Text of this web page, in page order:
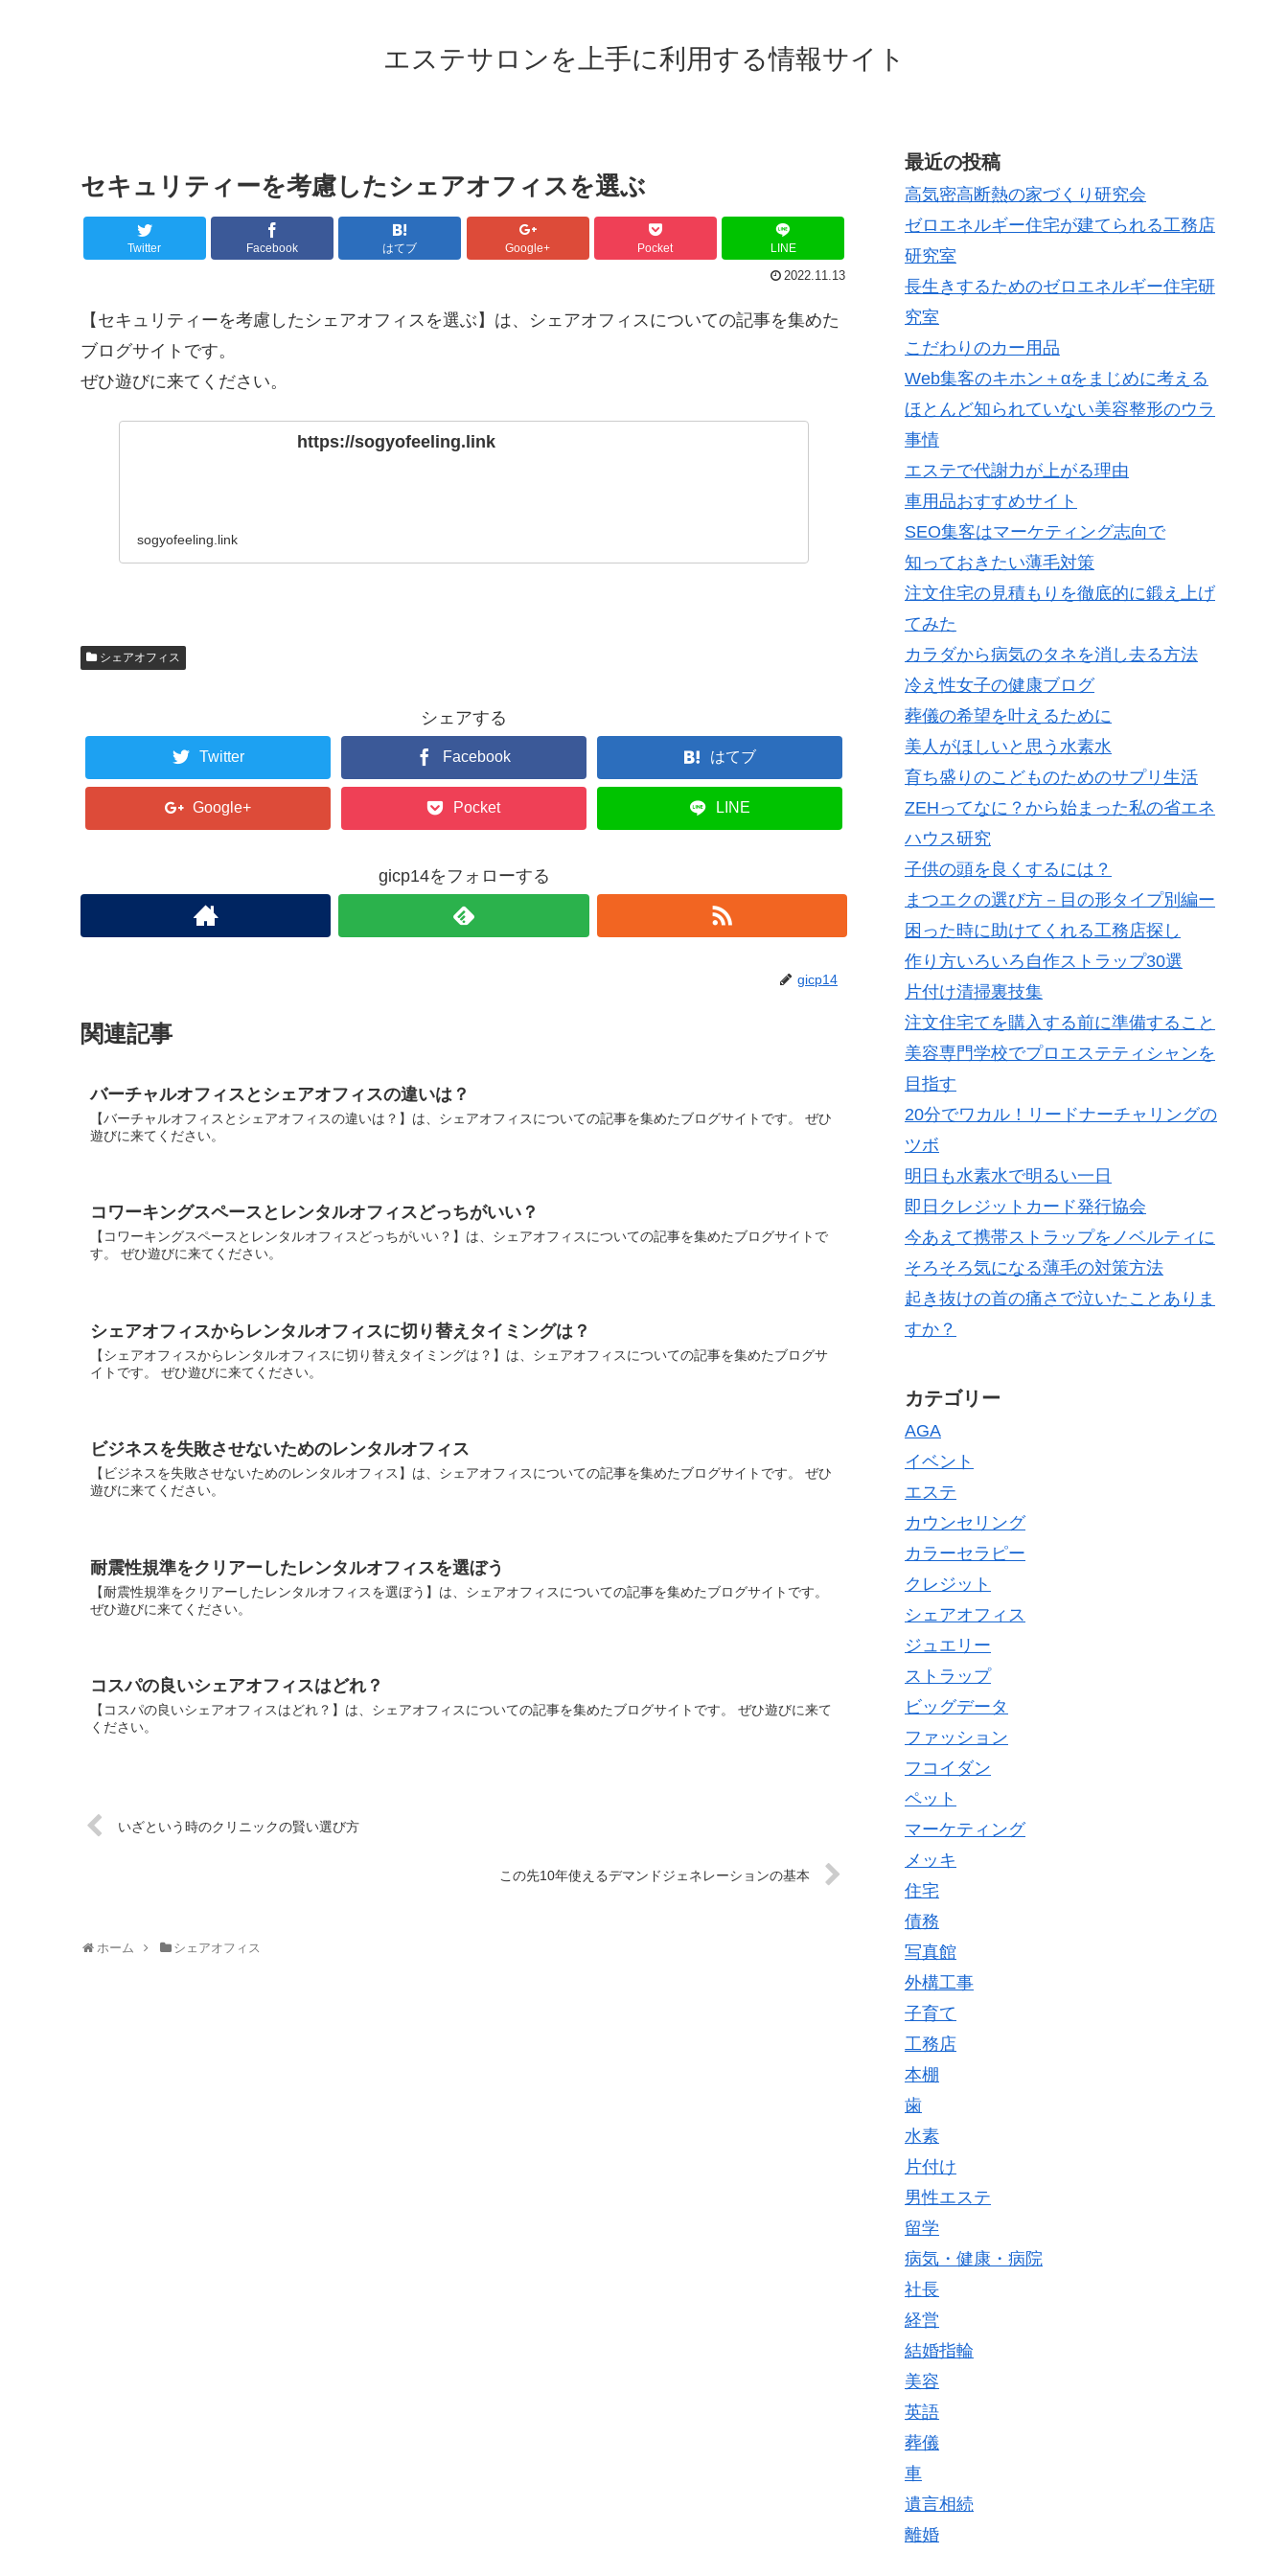
エステサロンを上手に利用する情報サイト
セキュリティーを考慮したシェアオフィスを選ぶ
Twitter Facebook はてブ Google+ Pocket LINE
2022.11.13
【セキュリティーを考慮したシェアオフィスを選ぶ】は、シェアオフィスについての記事を集めた
ブログサイトです。
ぜひ遊びに来てください。
https://sogyofeeling.link
sogyofeeling.link
シェアオフィス
シェアする
Twitter Facebook はてブ
Google+ Pocket LINE
gicp14をフォローする
gicp14
関連記事
バーチャルオフィスとシェアオフィスの違いは？
【バーチャルオフィスとシェアオフィスの違いは？】は、シェアオフィスについての記事を集めたブログサイトです。 ぜひ
遊びに来てください。
コワーキングスペースとレンタルオフィスどっちがいい？
【コワーキングスペースとレンタルオフィスどっちがいい？】は、シェアオフィスについての記事を集めたブログサイトで
す。 ぜひ遊びに来てください。
シェアオフィスからレンタルオフィスに切り替えタイミングは？
【シェアオフィスからレンタルオフィスに切り替えタイミングは？】は、シェアオフィスについての記事を集めたブログサ
イトです。 ぜひ遊びに来てください。
ビジネスを失敗させないためのレンタルオフィス
【ビジネスを失敗させないためのレンタルオフィス】は、シェアオフィスについての記事を集めたブログサイトです。 ぜひ
遊びに来てください。
耐震性規準をクリアーしたレンタルオフィスを選ぼう
【耐震性規準をクリアーしたレンタルオフィスを選ぼう】は、シェアオフィスについての記事を集めたブログサイトです。
ぜひ遊びに来てください。
コスパの良いシェアオフィスはどれ？
【コスパの良いシェアオフィスはどれ？】は、シェアオフィスについての記事を集めたブログサイトです。 ぜひ遊びに来て
ください。
いざという時のクリニックの賢い選び方
この先10年使えるデマンドジェネレーションの基本
ホーム シェアオフィス
最近の投稿
高気密高断熱の家づくり研究会
ゼロエネルギー住宅が建てられる工務店
研究室
長生きするためのゼロエネルギー住宅研
究室
こだわりのカー用品
Web集客のキホン＋αをまじめに考える
ほとんど知られていない美容整形のウラ
事情
エステで代謝力が上がる理由
車用品おすすめサイト
SEO集客はマーケティング志向で
知っておきたい薄毛対策
注文住宅の見積もりを徹底的に鍛え上げ
てみた
カラダから病気のタネを消し去る方法
冷え性女子の健康ブログ
葬儀の希望を叶えるために
美人がほしいと思う水素水
育ち盛りのこどものためのサプリ生活
ZEHってなに？から始まった私の省エネ
ハウス研究
子供の頭を良くするには？
まつエクの選び方－目の形タイプ別編ー
困った時に助けてくれる工務店探し
作り方いろいろ自作ストラップ30選
片付け清掃裏技集
注文住宅てを購入する前に準備すること
美容専門学校でプロエステティシャンを
目指す
20分でワカル！リードナーチャリングの
ツボ
明日も水素水で明るい一日
即日クレジットカード発行協会
今あえて携帯ストラップをノベルティに
そろそろ気になる薄毛の対策方法
起き抜けの首の痛さで泣いたことありま
すか？
カテゴリー
AGA
イベント
エステ
カウンセリング
カラーセラピー
クレジット
シェアオフィス
ジュエリー
ストラップ
ビッグデータ
ファッション
フコイダン
ペット
マーケティング
メッキ
住宅
債務
写真館
外構工事
子育て
工務店
本棚
歯
水素
片付け
男性エステ
留学
病気・健康・病院
社長
経営
結婚指輪
美容
英語
葬儀
車
遺言相続
離婚